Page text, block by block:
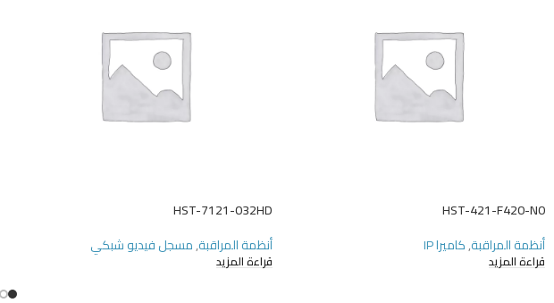
HST-421-F420-N0
أنظمة المراقبة,كاميرا IP
قراءة المزيد
HST-7121-032HD
أنظمة المراقبة,مسجل فيديو شبكي
قراءة المزيد